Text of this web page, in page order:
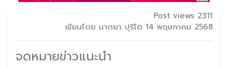
Post views 2311
เขียนโดย นาตยา ปุริโต 14 พฤษภาคม 2568
จดหมายข่าวแนะนำ